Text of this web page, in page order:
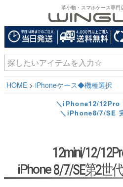
革小物・スマホケース専門
HOME iPhoneケース◆機種選択
＼iPhone12/12Pro
＼iPhone8/7/SE
iPhone
12mini/12/
8/7/SE第2世